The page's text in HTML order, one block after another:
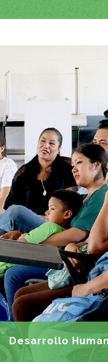
Desarrollo
miembros de la
de talleres y cursos que
potencialidades,
valores y mejorando su
adultos mayores "Vivir
Pro empleo • Escuela para
• Desarrollo social •
• Campaña de valores